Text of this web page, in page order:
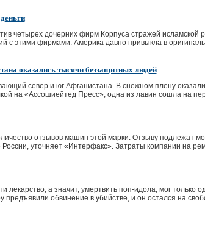
четырех дочерних фирм Корпуса стражей
с этими фирмами. Америка давно привыкла в
оказались тысячи беззащитных людей
север и юг Афганистана. В снежном плену
на «Ассошиейтед Пресс», одна из лавин сошла на
отзывов машин этой марки. Отзыву подлежат
уточняет «Интерфакс». Затраты компании на
а значит, умертвить поп-идола, мог только
обвинение в убийстве, и он остался на